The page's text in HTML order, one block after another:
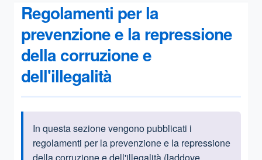
Regolamenti per la
prevenzione e la repressione
della corruzione e
dell'illegalità
Informazioni introduttive
In questa sezione vengono pubblicati i
regolamenti per la prevenzione e la repressione